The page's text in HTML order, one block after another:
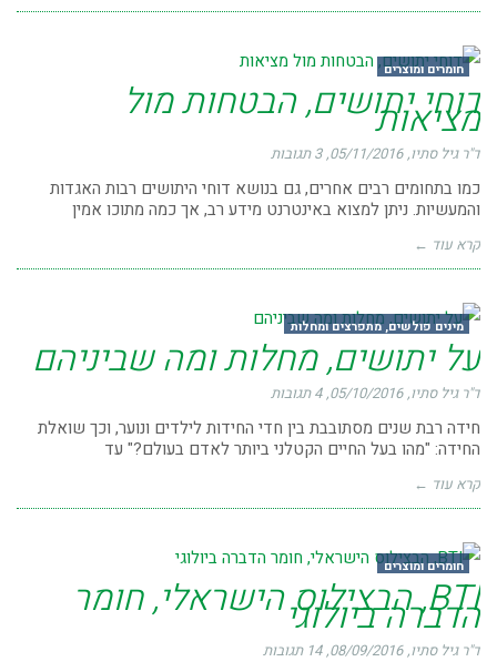
חומרים ומוצרים
דוחי יתושים, הבטחות מול
מציאות
ד"ר גיל סתיו 05/11/2016 3 תגובות
כמו בתחומים רבים אחרים, גם בנושא דוחי היתושים רבות האגדות
והמעשיות. ניתן למצוא באינטרנט מידע רב, אך כמה מתוכו אמין
קרא עוד ←
מינים פולשים, מתפרצים ומחלות
על יתושים, מחלות ומה שביניהם
ד"ר גיל סתיו 05/10/2016 4 תגובות
חידה רבת שנים מסתובבת בין חדי החידות לילדים ונוער, וכך שואלת
החידה: "מהו בעל החיים הקטלני ביותר לאדם בעולם?" עד
קרא עוד ←
חומרים ומוצרים
BTI, הבצילוס הישראלי, חומר
הדברה ביולוגי
ד"ר גיל סתיו 08/09/2016 14 תגובות